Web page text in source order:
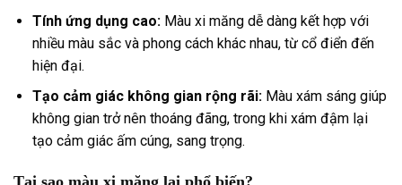
Tính ứng dụng cao:Màu xi măng dễ dàng kết hợp với
nhiều màu sắc và phong cách khác nhau, từ cổ điển đến
hiện đại.
Tạo cảm giác không gian rộng rãi:Màu xám sáng giúp
không gian trở nên thoáng đãng, trong khi xám đậm lại
tạo cảm giác ấm cúng, sang trọng.